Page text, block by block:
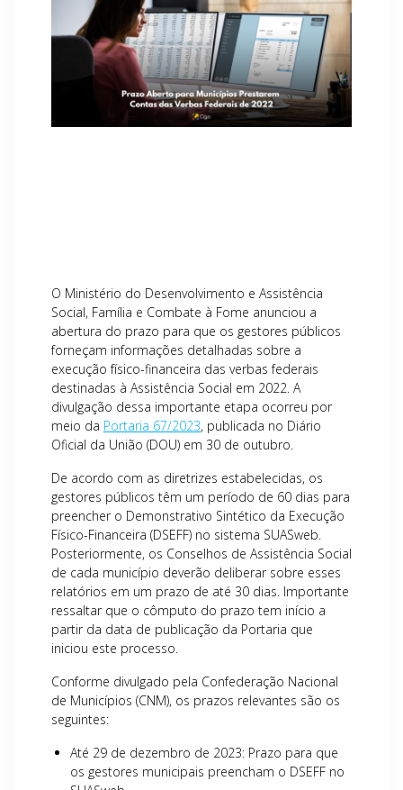
O Ministério do Desenvolvimento e Assistência
Social, Família e Combate à Fome anunciou a
abertura do prazo para que os gestores públicos
forneçam informações detalhadas sobre a
execução físico-financeira das verbas federais
destinadas à Assistência Social em 2022. A
divulgação dessa importante etapa ocorreu por
meio da Portaria 67/2023, publicada no Diário
Oficial da União (DOU) em 30 de outubro.
De acordo com as diretrizes estabelecidas, os
gestores públicos têm um período de 60 dias para
preencher o Demonstrativo Sintético da Execução
Físico-Financeira (DSEFF) no sistema SUASweb.
Posteriormente, os Conselhos de Assistência Social
de cada município deverão deliberar sobre esses
relatórios em um prazo de até 30 dias. Importante
ressaltar que o cômputo do prazo tem início a
partir da data de publicação da Portaria que
iniciou este processo.
Conforme divulgado pela Confederação Nacional
de Municípios (CNM), os prazos relevantes são os
seguintes:
Até 29 de dezembro de 2023: Prazo para que
os gestores municipais preencham o DSEFF no